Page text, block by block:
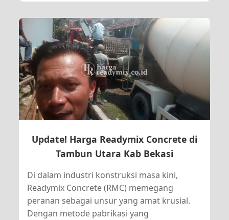
Update! Harga Readymix Concrete di
Tambun Utara Kab Bekasi
Di dalam industri konstruksi masa kini,
Readymix Concrete (RMC) memegang
peranan sebagai unsur yang amat krusial.
Dengan metode pabrikasi yang